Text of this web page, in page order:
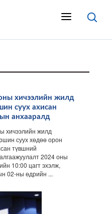
хичээлийн жилд
суух ахисан
анхааралд
хичээлийн жилд
суух хөдөө орон
түвшний
2024 оны
10:00 цагт эхэлж,
02-ны өдрийн ...